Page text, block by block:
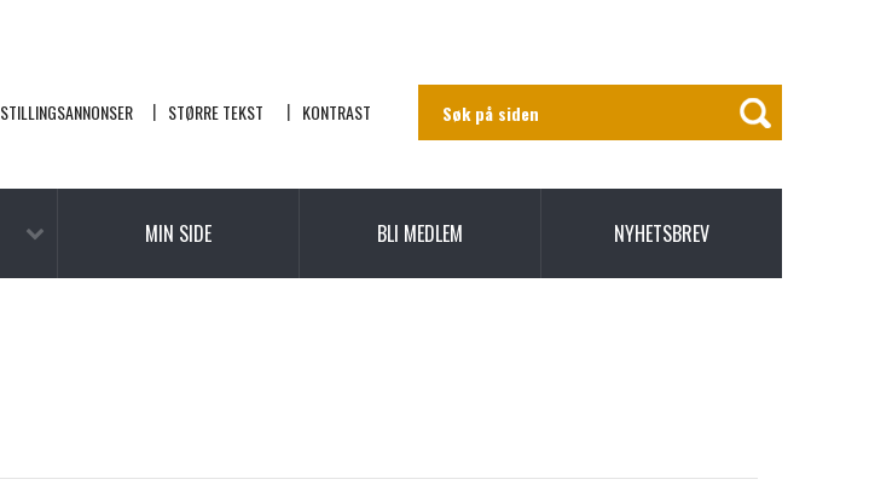
STILLINGSANNONSER STØRRE TEKST KONTRAST
MIN SIDE BLI MEDLEM NYHETSBREV